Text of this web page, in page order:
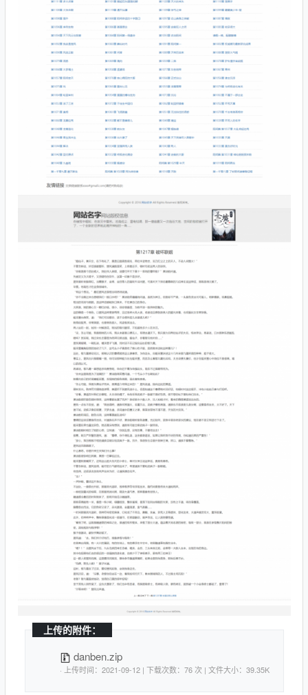
上传的附件：
danben.zip
· 上传时间：2021-09-12 | 下载次数：76 次 | 文件大小：39.35K